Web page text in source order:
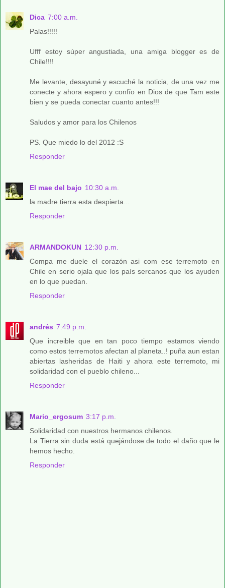
Dica 7:00 a.m.
Palas!!!!!
Ufff estoy súper angustiada, una amiga blogger es de
Chile!!!!
Me levante, desayuné y escuché la noticia, de una vez me
conecte y ahora espero y confío en Dios de que Tam este
bien y se pueda conectar cuanto antes!!!
Saludos y amor para los Chilenos
PS. Que miedo lo del 2012 :S
Responder
El mae del bajo 10:30 a.m.
la madre tierra esta despierta...
Responder
ARMANDOKUN 12:30 p.m.
Compa me duele el corazón asi com ese terremoto en
Chile en serio ojala que los país sercanos que los ayuden
en lo que puedan.
Responder
andrés 7:49 p.m.
Que increible que en tan poco tiempo estamos viendo
como estos terremotos afectan al planeta..! puña aun estan
abiertas lasheridas de Haiti y ahora este terremoto, mi
solidaridad con el pueblo chileno...
Responder
Mario_ergosum 3:17 p.m.
Solidaridad con nuestros hermanos chilenos.
La Tierra sin duda está quejándose de todo el daño que le
hemos hecho.
Responder